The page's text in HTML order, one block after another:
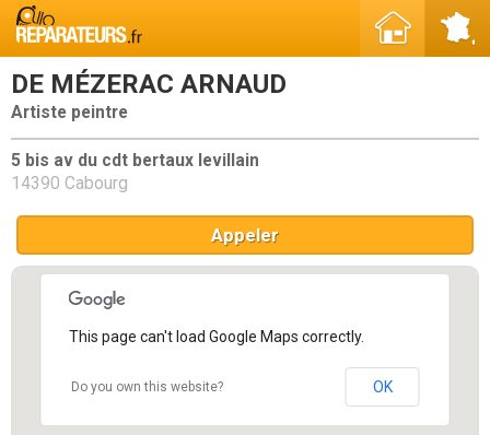
DE MÉZERAC ARNAUD
Artiste peintre
5 bis av du cdt bertaux levillain
14390 Cabourg
Appeler
This page can't load Google Maps correctly.
Do you own this website? OK